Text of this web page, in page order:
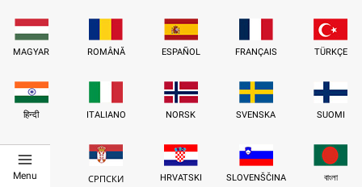
MAGYAR ROMÂNĂ ESPAÑOL FRANÇAIS TÜRKÇE
हिन्दी ITALIANO NORSK SVENSKA SUOMI
العَرَبِيَّة СРПСКИ HRVATSKI SLOVENŠČINA বাংলা
Menu